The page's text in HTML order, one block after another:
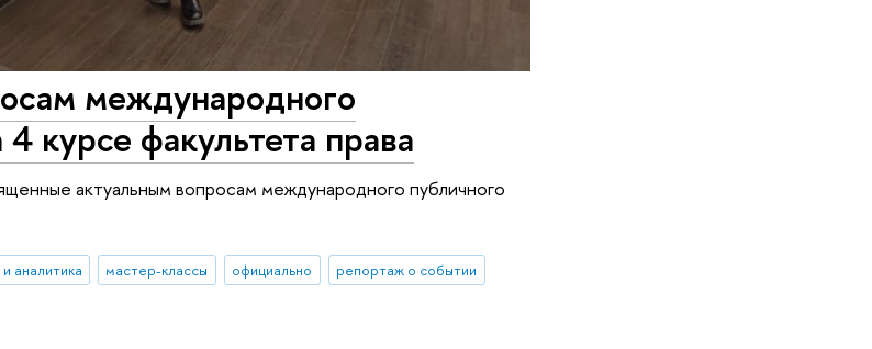
международного
курсе факультета права
актуальным вопросам международного публичного
аналитика мастер-классы официально
репортаж о событии